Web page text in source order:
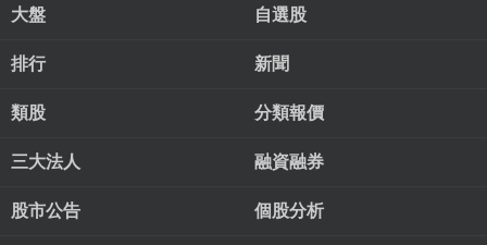
大盤 自選股
排行 新聞
類股 分類報價
三大法人 融資融券
股市公告 個股分析